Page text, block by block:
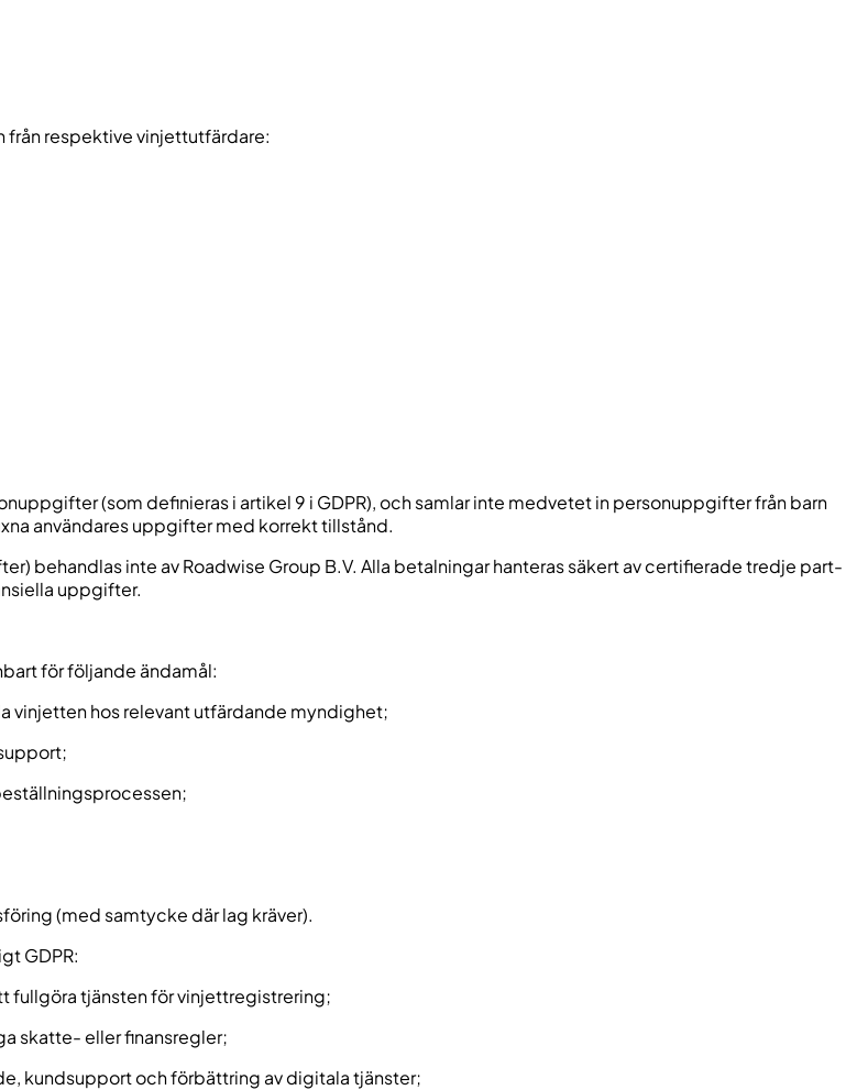
från respektive vinjettutfärdare:
(som definieras i artikel 9 i GDPR), och samlar inte medvetet in personuppgifter från barn
användares uppgifter med korrekt tillstånd.
behandlas inte av Roadwise Group B.V. Alla betalningar hanteras säkert av certifierade tredje part-
uppgifter.
för följande ändamål:
vinjetten hos relevant utfärdande myndighet;
(med samtycke där lag kräver).
GDPR:
fullgöra tjänsten för vinjettregistrering;
skatte- eller finansregler;
kundsupport och förbättring av digitala tjänster;